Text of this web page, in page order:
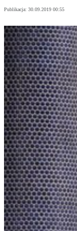
Publikacja: 30.09.2019 00:55